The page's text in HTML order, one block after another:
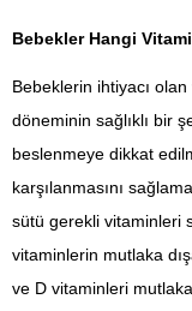
Bebekler Hangi
Bebeklerin ihtiyacı
döneminin sağlıklı bir
beslenmeye dikkat
karşılanmasını
sütü gerekli vitaminleri
vitaminlerin mutlaka
ve D vitaminleri mutlaka